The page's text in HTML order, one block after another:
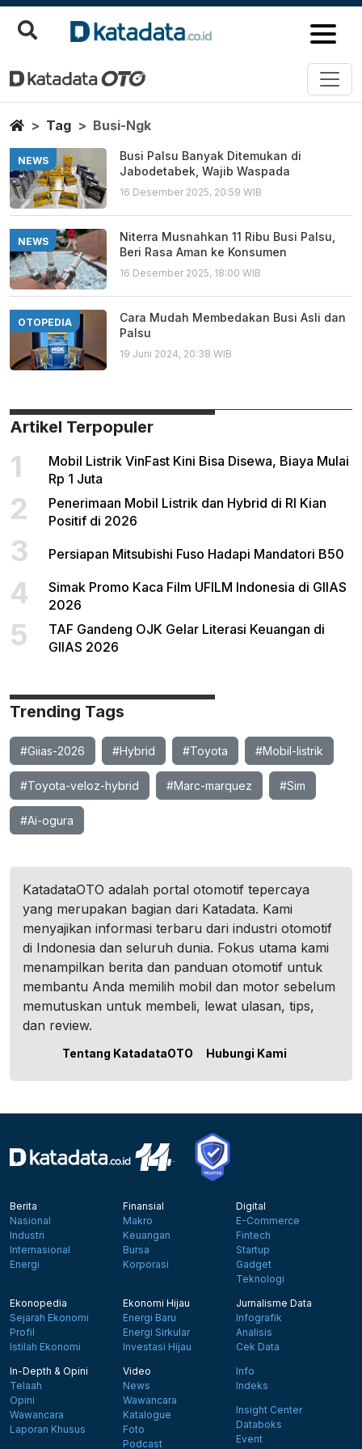
Busi Ngk
Berita Terbaru
HomeTag Busi-Ngk
NEWS
Busi Palsu Banyak Ditemukan di
Jabodetabek, Wajib Waspada
16 Desember 2025, 20:59 WIB
NEWS
Niterra Musnahkan 11 Ribu Busi Palsu,
Beri Rasa Aman ke Konsumen
16 Desember 2025, 18:00 WIB
OTOPEDIA
Cara Mudah Membedakan Busi Asli dan
Palsu
19 Juni 2024, 20:38 WIB
Artikel Terpopuler
1
Mobil Listrik VinFast Kini Bisa Disewa, Biaya Mulai
Rp 1 Juta
2
Penerimaan Mobil Listrik dan Hybrid di RI Kian
Positif di 2026
3 Persiapan Mitsubishi Fuso Hadapi Mandatori B50
4
Simak Promo Kaca Film UFILM Indonesia di GIIAS
2026
5
TAF Gandeng OJK Gelar Literasi Keuangan di
GIIAS 2026
Trending Tags
#Giias-2026 #Hybrid #Toyota #Mobil-listrik
#Toyota-veloz-hybrid #Marc-marquez #Sim
#Ai-ogura
KatadataOTO adalah portal otomotif tepercaya
yang merupakan bagian dari Katadata. Kami
menyajikan informasi terbaru dari industri otomotif
di Indonesia dan seluruh dunia. Fokus utama kami
menampilkan berita dan panduan otomotif untuk
membantu Anda memilih mobil dan motor sebelum
memutuskan untuk membeli, lewat ulasan, tips,
dan review.
Tentang KatadataOTO Hubungi Kami
Berita
Nasional
Industri
Internasional
Energi
Finansial
Makro
Keuangan
Bursa
Korporasi
Digital
E-Commerce
Fintech
Startup
Gadget
Teknologi
Ekonopedia
Sejarah Ekonomi
Profil
Istilah Ekonomi
Ekonomi Hijau
Energi Baru
Energi Sirkular
Investasi Hijau
Jurnalisme Data
Infografik
Analisis
Cek Data
In-Depth & Opini
Telaah
Opini
Wawancara
Laporan Khusus
Video
News
Wawancara
Katalogue
Foto
Podcast
Info
Indeks
Insight Center
Databoks
Event